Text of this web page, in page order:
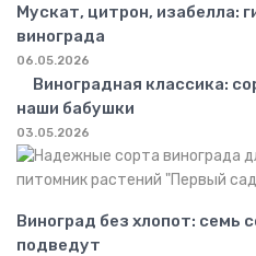
Мускат, цитрон, изабелла:
винограда
06.05.2026
Виноградная классика:
наши бабушки
03.05.2026
Виноград без хлопот: семь
подведут